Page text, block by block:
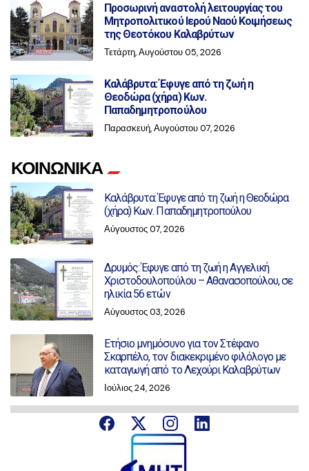
Προσωρινή αναστολή λειτουργίας του
Μητροπολιτικού Ιερού Ναού Κοιμήσεως
της Θεοτόκου Καλαβρύτων
Τετάρτη, Αυγούστου 05, 2026
Καλάβρυτα: Έφυγε από τη ζωή η
Θεοδώρα (χήρα) Κων.
Παπαδημητροπούλου
Παρασκευή, Αυγούστου 07, 2026
ΚΟΙΝΩΝΙΚΑ
Καλάβρυτα: Έφυγε από τη ζωή η Θεοδώρα
(χήρα) Κων. Παπαδημητροπούλου
Αύγουστος 07, 2026
Δρυμός: Έφυγε από τη ζωή η Αγγελική
Χριστοδουλοπούλου – Αθανασοπούλου, σε
ηλικία 56 ετών
Αύγουστος 03, 2026
Ετήσιο μνημόσυνο για τον Στέφανο
Σκαρπέλο, τον διακεκριμένο φιλόλογο με
καταγωγή από το Λεχούρι Καλαβρύτων
Ιούλιος 24, 2026